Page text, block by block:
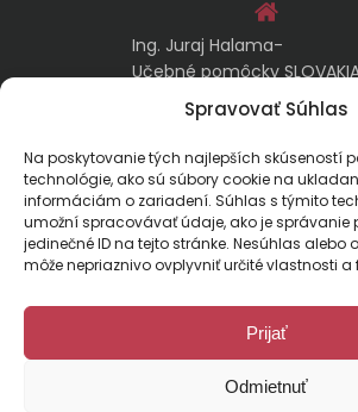
Spravovať Súhlas
Na poskytovanie tých najlepších skúseností
technológie, ako sú súbory cookie na
informáciám o zariadení. Súhlas s týmito
umožní spracovávať údaje, ako je správanie
jedinečné ID na tejto stránke. Nesúhlas alebo
môže nepriaznivo ovplyvniť určité vlastnosti a
Prijať
Odmietnuť
Ing. Juraj Halama-
Učebné pomôcky
Malachovská 17/A
974 05 Banská Bystrica
0917 797 357, 048/410